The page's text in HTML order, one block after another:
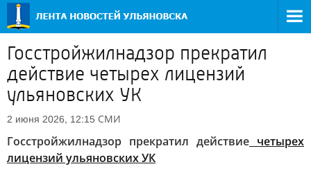
Госстройжилнадзор прекратил
действие четырех лицензий
ульяновских УК
2 июня 2026, 12:15 СМИ
Госстройжилнадзор прекратил действие четырех
лицензий ульяновских УК